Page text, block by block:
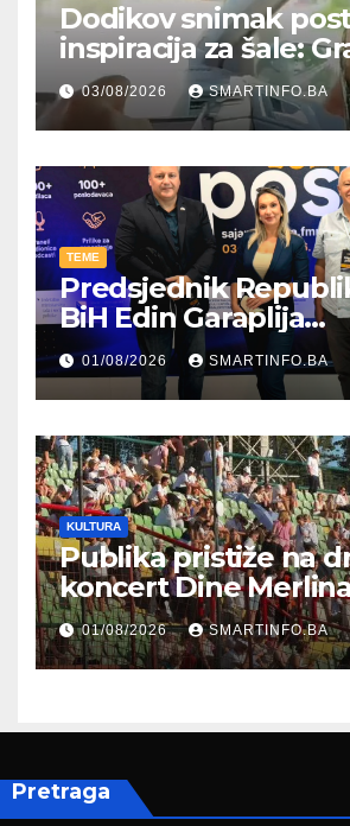
Dodikov snimak
inspiracija za šale:
kroz parodiju poslali
03/08/2026 SMARTINFO.BA
TEME
Predsjednik
BiH Edin Garaplija
prisustvovao
Federalnog sajma
zapošljavanja
01/08/2026 SMARTINFO.BA
KULTURA
Publika pristiže na
koncert Dine
Koševu
01/08/2026 SMARTINFO.BA
Pretraga